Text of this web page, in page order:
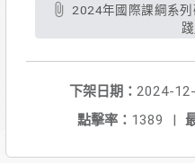
下架日期： 2024-
點擊率： 1389 |